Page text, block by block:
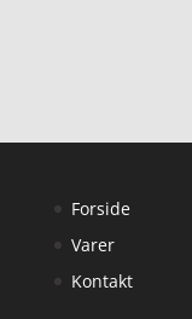
Forside
Varer
Kontakt